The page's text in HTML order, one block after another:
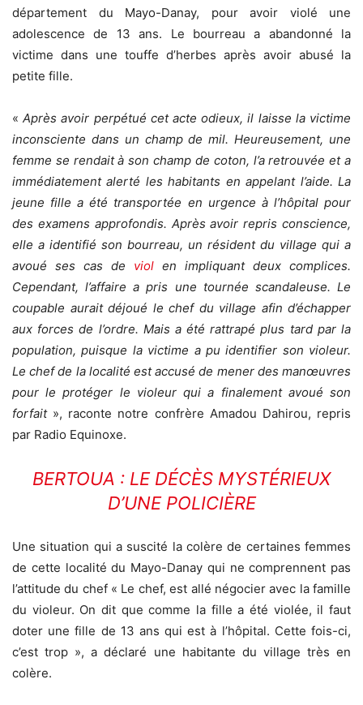
département du Mayo-Danay, pour avoir violé une
adolescence de 13 ans. Le bourreau a abandonné la
victime dans une touffe d’herbes après avoir abusé la
petite fille.
«Après avoir perpétué cet acte odieux, il laisse la victime
inconsciente dans un champ de mil. Heureusement, une
femme se rendait à son champ de coton, l’a retrouvée et a
immédiatement alerté les habitants en appelant l’aide. La
jeune fille a été transportée en urgence à l’hôpital pour
des examens approfondis. Après avoir repris conscience,
elle a identifié son bourreau, un résident du village qui a
avoué ses cas de viol en impliquant deux complices.
Cependant, l’affaire a pris une tournée scandaleuse. Le
coupable aurait déjoué le chef du village afin d’échapper
aux forces de l’ordre. Mais a été rattrapé plus tard par la
population, puisque la victime a pu identifier son violeur.
Le chef de la localité est accusé de mener des manœuvres
pour le protéger le violeur qui a finalement avoué son
forfait», raconte notre confrère Amadou Dahirou, repris
par Radio Equinoxe.
BERTOUA : LE DÉCÈS MYSTÉRIEUX
D’UNE POLICIÈRE
Une situation qui a suscité la colère de certaines femmes
de cette localité du Mayo-Danay qui ne comprennent pas
l’attitude du chef « Le chef, est allé négocier avec la famille
du violeur. On dit que comme la fille a été violée, il faut
doter une fille de 13 ans qui est à l’hôpital. Cette fois-ci,
c’est trop », a déclaré une habitante du village très en
colère.